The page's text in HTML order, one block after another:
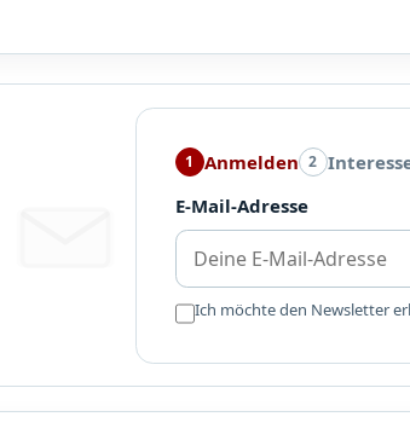
1 Anmelden 2
E-Mail-Adresse
Ich möchte den Newsletter